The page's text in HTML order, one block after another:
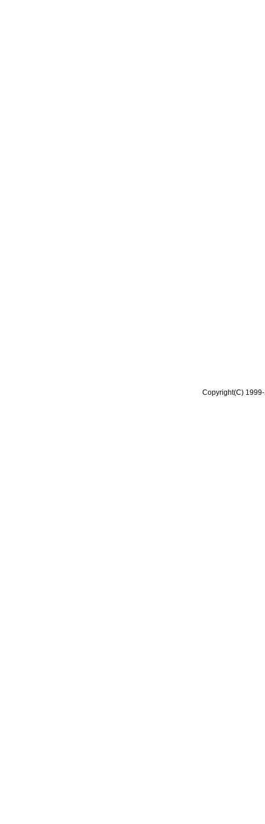
Copyright(C)